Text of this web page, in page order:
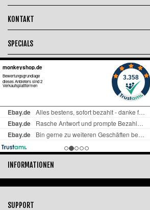
KONTAKT
SPECIALS
INFORMATIONEN
SUPPORT